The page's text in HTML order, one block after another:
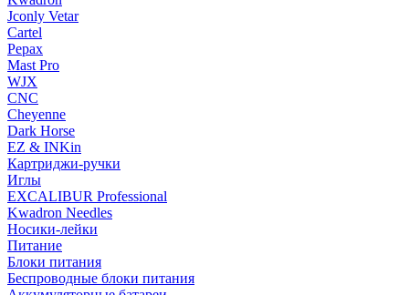
Jconly Vetar
Cartel
Pepax
Mast Pro
WJX
CNC
Cheyenne
Dark Horse
EZ & INKin
Картриджи-ручки
Иглы
EXCALIBUR Professional
Kwadron Needles
Носики-лейки
Питание
Блоки питания
Беспроводные блоки питания